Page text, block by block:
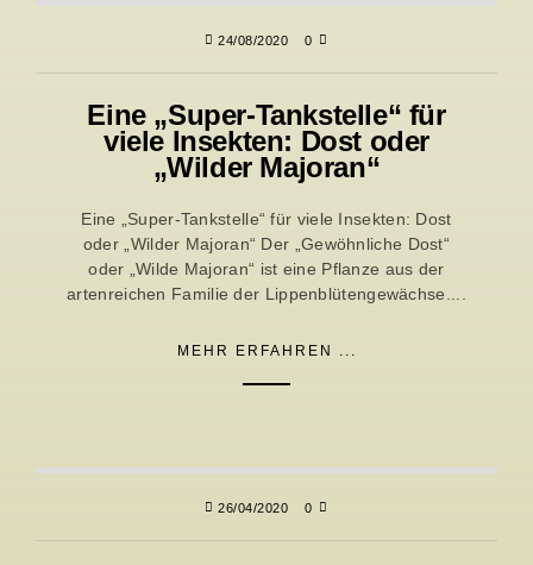
24/08/2020 0
Eine „Super-Tankstelle“ für
viele Insekten: Dost oder
„Wilder Majoran“
Eine „Super-Tankstelle“ für viele Insekten: Dost
oder „Wilder Majoran“ Der „Gewöhnliche Dost“
oder „Wilde Majoran“ ist eine Pflanze aus der
artenreichen Familie der Lippenblütengewächse....
MEHR ERFAHREN ...
26/04/2020 0